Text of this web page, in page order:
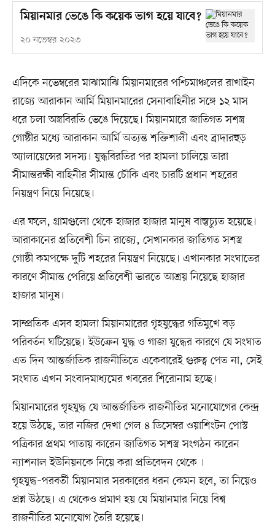
মিয়ানমার ভেঙে কি কয়েক ভাগ হয়ে যাবে?
২০ নভেম্বর ২০২৩
এদিকে নভেম্বরের মাঝামাঝি মিয়ানমারের পশ্চিমাঞ্চলের রাখাইন
রাজ্যে আরাকান আর্মি মিয়ানমারের সেনাবাহিনীর সঙ্গে ১২ মাস
ধরে চলা অস্ত্রবিরতি ভেঙে দিয়েছে। মিয়ানমারে জাতিগত সশস্ত্র
গোষ্ঠীর মধ্যে আরাকান আর্মি অত্যন্ত শক্তিশালী এবং ব্রাদারহুড়
অ্যালায়েন্সের সদস্য। যুদ্ধবিরতির পর হামলা চালিয়ে তারা
সীমান্তরক্ষী বাহিনীর সীমান্ত চৌকি এবং চারটি প্রধান শহরের
নিয়ন্ত্রণ নিয়ে নিয়েছে।
এর ফলে, গ্রামগুলো থেকে হাজার হাজার মানুষ বাস্তুচ্যুত হয়েছে।
আরাকানের প্রতিবেশী চিন রাজ্যে, সেখানকার জাতিগত সশস্ত্র
গোষ্ঠী কমপক্ষে দুটি শহরের নিয়ন্ত্রণ নিয়েছে। এখানকার সংঘাতের
কারণে সীমান্ত পেরিয়ে প্রতিবেশী ভারতে আশ্রয় নিয়েছে হাজার
হাজার মানুষ।
সাম্প্রতিক এসব হামলা মিয়ানমারের গৃহযুদ্ধের গতিমুখে বড়
পরিবর্তন ঘটিয়েছে। ইউক্রেন যুদ্ধ ও গাজা যুদ্ধের কারণে যে সংঘাত
এত দিন আন্তর্জাতিক রাজনীতিতে একেবারেই গুরুত্ব পেত না, সেই
সংঘাত এখন সংবাদমাধ্যমের খবরের শিরোনাম হচ্ছে।
মিয়ানমারের গৃহযুদ্ধ যে আন্তর্জাতিক রাজনীতির মনোযোগের কেন্দ্র
হয়ে উঠছে, তার নজির দেখা গেল ৪ ডিসেম্বর ওয়াশিংটন পোস্ট
পত্রিকার প্রথম পাতায় কারেন জাতিগত সশস্ত্র সংগঠন কারেন
ন্যাশনাল ইউনিয়নকে নিয়ে করা প্রতিবেদন থেকে ।
গৃহযুদ্ধ–পরবর্তী মিয়ানমার সরকারের ধরন কেমন হবে, তা নিয়েও
প্রশ্ন উঠছে। এ থেকেও প্রমাণ হয় যে মিয়ানমার নিয়ে বিশ্ব
রাজনীতির মনোযোগ তৈরি হয়েছে।